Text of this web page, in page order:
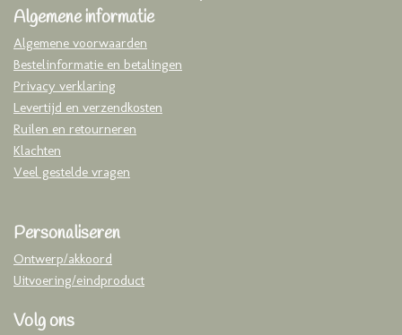
Algemene informatie
Algemene voorwaarden
Bestelinformatie en betalingen
Privacy verklaring
Levertijd en verzendkosten
Ruilen en retourneren
Klachten
Veel gestelde vragen
Personaliseren
Ontwerp/akkoord
Uitvoering/eindproduct
Volg ons